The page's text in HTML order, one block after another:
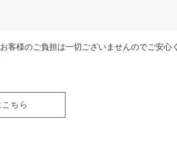
客様のご負担は一切ございませんのでご安心
ちら